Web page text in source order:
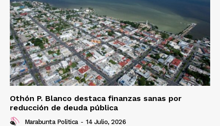
Othón P. Blanco destaca finanzas sanas por
reducción de deuda pública
Marabunta Politica - 14 Julio, 2026